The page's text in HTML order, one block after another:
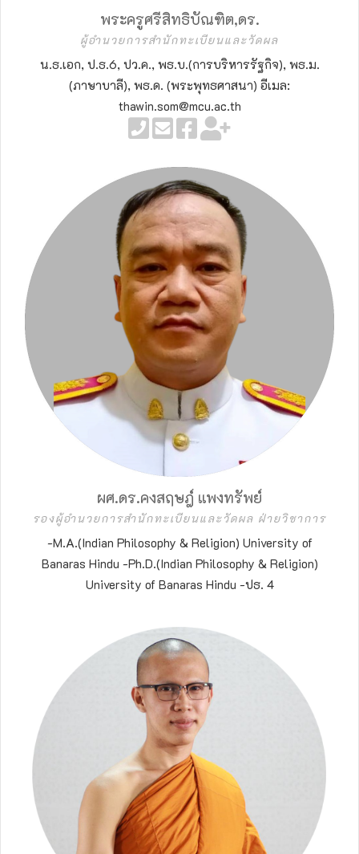
พระครูศรีสิทธิบัณฑิต,ดร.
ผู้อำนวยการสำนักทะเบียนและวัดผล
น.ธ.เอก, ป.ธ.6, ปว.ค., พธ.บ.(การบริหารรัฐกิจ), พธ.ม.
(ภาษาบาลี), พธ.ด. (พระพุทธศาสนา) อีเมล:
thawin.som@mcu.ac.th
ผศ.ดร.คงสฤษฎ์ แพงทรัพย์
รองผู้อำนวยการสำนักทะเบียนและวัดผล ฝ่ายวิชาการ
-M.A.(Indian Philosophy & Religion) University of
Banaras Hindu -Ph.D.(Indian Philosophy & Religion)
University of Banaras Hindu -ปธ. 4